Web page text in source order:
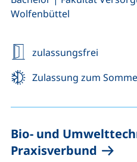
Wolfenbüttel
zulassungsfrei
Zulassung zum
Bio- und
Praxisverbund